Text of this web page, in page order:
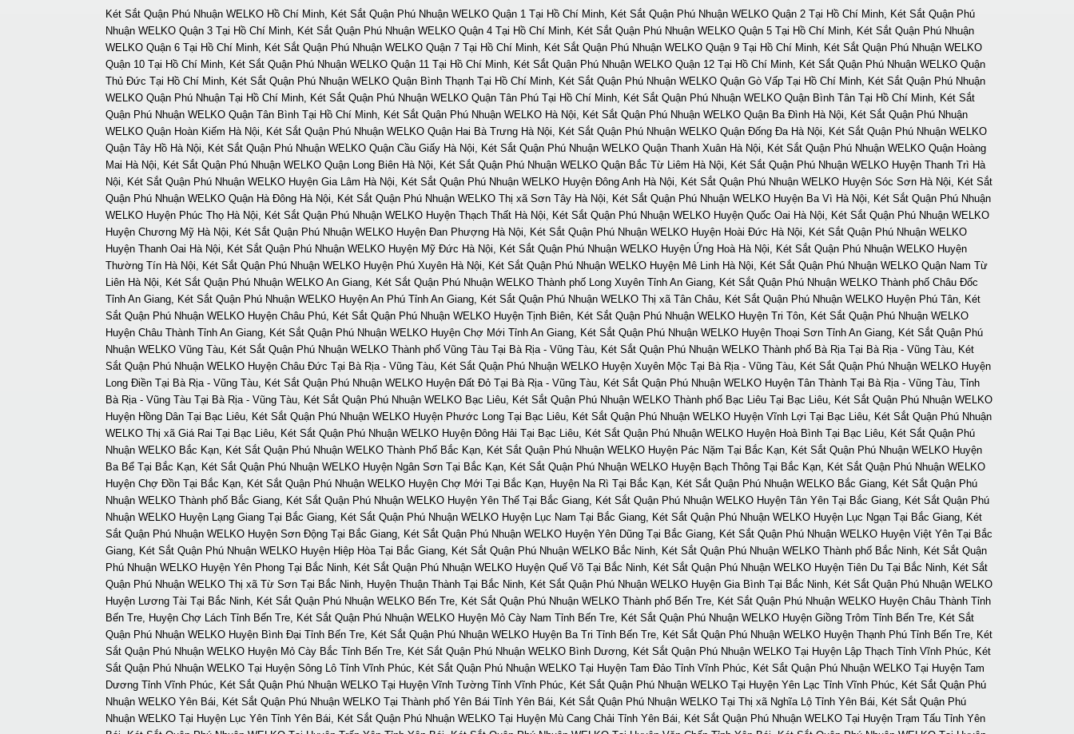
Két Sắt Quận Phú Nhuận WELKO Hồ Chí Minh, Két Sắt Quận Phú Nhuận WELKO Quận 1 Tại Hồ Chí Minh, Két Sắt Quận Phú Nhuận WELKO Quận 2 Tại Hồ Chí Minh, Két Sắt Quận Phú
Nhuận WELKO Quận 3 Tại Hồ Chí Minh, Két Sắt Quận Phú Nhuận WELKO Quận 4 Tại Hồ Chí Minh, Két Sắt Quận Phú Nhuận WELKO Quận 5 Tại Hồ Chí Minh, Két Sắt Quận Phú Nhuận
WELKO Quận 6 Tại Hồ Chí Minh, Két Sắt Quận Phú Nhuận WELKO Quận 7 Tại Hồ Chí Minh, Két Sắt Quận Phú Nhuận WELKO Quận 9 Tại Hồ Chí Minh, Két Sắt Quận Phú Nhuận WELKO
Quận 10 Tại Hồ Chí Minh, Két Sắt Quận Phú Nhuận WELKO Quận 11 Tại Hồ Chí Minh, Két Sắt Quận Phú Nhuận WELKO Quận 12 Tại Hồ Chí Minh, Két Sắt Quận Phú Nhuận WELKO Quận
Thủ Đức Tại Hồ Chí Minh, Két Sắt Quận Phú Nhuận WELKO Quận Bình Thạnh Tại Hồ Chí Minh, Két Sắt Quận Phú Nhuận WELKO Quận Gò Vấp Tại Hồ Chí Minh, Két Sắt Quận Phú Nhuận
WELKO Quận Phú Nhuận Tại Hồ Chí Minh, Két Sắt Quận Phú Nhuận WELKO Quận Tân Phú Tại Hồ Chí Minh, Két Sắt Quận Phú Nhuận WELKO Quận Bình Tân Tại Hồ Chí Minh, Két Sắt
Quận Phú Nhuận WELKO Quận Tân Bình Tại Hồ Chí Minh, Két Sắt Quận Phú Nhuận WELKO Hà Nội, Két Sắt Quận Phú Nhuận WELKO Quận Ba Đình Hà Nội, Két Sắt Quận Phú Nhuận
WELKO Quận Hoàn Kiếm Hà Nội, Két Sắt Quận Phú Nhuận WELKO Quận Hai Bà Trưng Hà Nội, Két Sắt Quận Phú Nhuận WELKO Quận Đống Đa Hà Nội, Két Sắt Quận Phú Nhuận WELKO
Quận Tây Hồ Hà Nội, Két Sắt Quận Phú Nhuận WELKO Quận Cầu Giấy Hà Nội, Két Sắt Quận Phú Nhuận WELKO Quận Thanh Xuân Hà Nội, Két Sắt Quận Phú Nhuận WELKO Quận Hoàng
Mai Hà Nội, Két Sắt Quận Phú Nhuận WELKO Quận Long Biên Hà Nội, Két Sắt Quận Phú Nhuận WELKO Quận Bắc Từ Liêm Hà Nội, Két Sắt Quận Phú Nhuận WELKO Huyện Thanh Trì Hà
Nội, Két Sắt Quận Phú Nhuận WELKO Huyện Gia Lâm Hà Nội, Két Sắt Quận Phú Nhuận WELKO Huyện Đông Anh Hà Nội, Két Sắt Quận Phú Nhuận WELKO Huyện Sóc Sơn Hà Nội, Két Sắt
Quận Phú Nhuận WELKO Quận Hà Đông Hà Nội, Két Sắt Quận Phú Nhuận WELKO Thị xã Sơn Tây Hà Nội, Két Sắt Quận Phú Nhuận WELKO Huyện Ba Vì Hà Nội, Két Sắt Quận Phú Nhuận
WELKO Huyện Phúc Thọ Hà Nội, Két Sắt Quận Phú Nhuận WELKO Huyện Thạch Thất Hà Nội, Két Sắt Quận Phú Nhuận WELKO Huyện Quốc Oai Hà Nội, Két Sắt Quận Phú Nhuận WELKO
Huyện Chương Mỹ Hà Nội, Két Sắt Quận Phú Nhuận WELKO Huyện Đan Phượng Hà Nội, Két Sắt Quận Phú Nhuận WELKO Huyện Hoài Đức Hà Nội, Két Sắt Quận Phú Nhuận WELKO
Huyện Thanh Oai Hà Nội, Két Sắt Quận Phú Nhuận WELKO Huyện Mỹ Đức Hà Nội, Két Sắt Quận Phú Nhuận WELKO Huyện Ứng Hoà Hà Nội, Két Sắt Quận Phú Nhuận WELKO Huyện
Thường Tín Hà Nội, Két Sắt Quận Phú Nhuận WELKO Huyện Phú Xuyên Hà Nội, Két Sắt Quận Phú Nhuận WELKO Huyện Mê Linh Hà Nội, Két Sắt Quận Phú Nhuận WELKO Quận Nam Từ
Liên Hà Nội, Két Sắt Quận Phú Nhuận WELKO An Giang, Két Sắt Quận Phú Nhuận WELKO Thành phố Long Xuyên Tỉnh An Giang, Két Sắt Quận Phú Nhuận WELKO Thành phố Châu Đốc
Tỉnh An Giang, Két Sắt Quận Phú Nhuận WELKO Huyện An Phú Tỉnh An Giang, Két Sắt Quận Phú Nhuận WELKO Thị xã Tân Châu, Két Sắt Quận Phú Nhuận WELKO Huyện Phú Tân, Két
Sắt Quận Phú Nhuận WELKO Huyện Châu Phú, Két Sắt Quận Phú Nhuận WELKO Huyện Tịnh Biên, Két Sắt Quận Phú Nhuận WELKO Huyện Tri Tôn, Két Sắt Quận Phú Nhuận WELKO
Huyện Châu Thành Tỉnh An Giang, Két Sắt Quận Phú Nhuận WELKO Huyện Chợ Mới Tỉnh An Giang, Két Sắt Quận Phú Nhuận WELKO Huyện Thoại Sơn Tỉnh An Giang, Két Sắt Quận Phú
Nhuận WELKO Vũng Tàu, Két Sắt Quận Phú Nhuận WELKO Thành phố Vũng Tàu Tại Bà Rịa - Vũng Tàu, Két Sắt Quận Phú Nhuận WELKO Thành phố Bà Rịa Tại Bà Rịa - Vũng Tàu, Két
Sắt Quận Phú Nhuận WELKO Huyện Châu Đức Tại Bà Rịa - Vũng Tàu, Két Sắt Quận Phú Nhuận WELKO Huyện Xuyên Mộc Tại Bà Rịa - Vũng Tàu, Két Sắt Quận Phú Nhuận WELKO Huyện
Long Điền Tại Bà Rịa - Vũng Tàu, Két Sắt Quận Phú Nhuận WELKO Huyện Đất Đỏ Tại Bà Rịa - Vũng Tàu, Két Sắt Quận Phú Nhuận WELKO Huyện Tân Thành Tại Bà Rịa - Vũng Tàu, Tỉnh
Bà Rịa - Vũng Tàu Tại Bà Rịa - Vũng Tàu, Két Sắt Quận Phú Nhuận WELKO Bạc Liêu, Két Sắt Quận Phú Nhuận WELKO Thành phố Bạc Liêu Tại Bạc Liêu, Két Sắt Quận Phú Nhuận WELKO
Huyện Hồng Dân Tại Bạc Liêu, Két Sắt Quận Phú Nhuận WELKO Huyện Phước Long Tại Bạc Liêu, Két Sắt Quận Phú Nhuận WELKO Huyện Vĩnh Lợi Tại Bạc Liêu, Két Sắt Quận Phú Nhuận
WELKO Thị xã Giá Rai Tại Bạc Liêu, Két Sắt Quận Phú Nhuận WELKO Huyện Đông Hải Tại Bạc Liêu, Két Sắt Quận Phú Nhuận WELKO Huyện Hoà Bình Tại Bạc Liêu, Két Sắt Quận Phú
Nhuận WELKO Bắc Kạn, Két Sắt Quận Phú Nhuận WELKO Thành Phố Bắc Kạn, Két Sắt Quận Phú Nhuận WELKO Huyện Pác Nặm Tại Bắc Kạn, Két Sắt Quận Phú Nhuận WELKO Huyện
Ba Bể Tại Bắc Kạn, Két Sắt Quận Phú Nhuận WELKO Huyện Ngân Sơn Tại Bắc Kạn, Két Sắt Quận Phú Nhuận WELKO Huyện Bạch Thông Tại Bắc Kạn, Két Sắt Quận Phú Nhuận WELKO
Huyện Chợ Đồn Tại Bắc Kạn, Két Sắt Quận Phú Nhuận WELKO Huyện Chợ Mới Tại Bắc Kạn, Huyện Na Rì Tại Bắc Kạn, Két Sắt Quận Phú Nhuận WELKO Bắc Giang, Két Sắt Quận Phú
Nhuận WELKO Thành phố Bắc Giang, Két Sắt Quận Phú Nhuận WELKO Huyện Yên Thế Tại Bắc Giang, Két Sắt Quận Phú Nhuận WELKO Huyện Tân Yên Tại Bắc Giang, Két Sắt Quận Phú
Nhuận WELKO Huyện Lạng Giang Tại Bắc Giang, Két Sắt Quận Phú Nhuận WELKO Huyện Lục Nam Tại Bắc Giang, Két Sắt Quận Phú Nhuận WELKO Huyện Lục Ngạn Tại Bắc Giang, Két
Sắt Quận Phú Nhuận WELKO Huyện Sơn Động Tại Bắc Giang, Két Sắt Quận Phú Nhuận WELKO Huyện Yên Dũng Tại Bắc Giang, Két Sắt Quận Phú Nhuận WELKO Huyện Việt Yên Tại Bắc
Giang, Két Sắt Quận Phú Nhuận WELKO Huyện Hiệp Hòa Tại Bắc Giang, Két Sắt Quận Phú Nhuận WELKO Bắc Ninh, Két Sắt Quận Phú Nhuận WELKO Thành phố Bắc Ninh, Két Sắt Quận
Phú Nhuận WELKO Huyện Yên Phong Tại Bắc Ninh, Két Sắt Quận Phú Nhuận WELKO Huyện Quế Võ Tại Bắc Ninh, Két Sắt Quận Phú Nhuận WELKO Huyện Tiên Du Tại Bắc Ninh, Két Sắt
Quận Phú Nhuận WELKO Thị xã Từ Sơn Tại Bắc Ninh, Huyện Thuận Thành Tại Bắc Ninh, Két Sắt Quận Phú Nhuận WELKO Huyện Gia Bình Tại Bắc Ninh, Két Sắt Quận Phú Nhuận WELKO
Huyện Lương Tài Tại Bắc Ninh, Két Sắt Quận Phú Nhuận WELKO Bến Tre, Két Sắt Quận Phú Nhuận WELKO Thành phố Bến Tre, Két Sắt Quận Phú Nhuận WELKO Huyện Châu Thành Tỉnh
Bến Tre, Huyện Chợ Lách Tỉnh Bến Tre, Két Sắt Quận Phú Nhuận WELKO Huyện Mỏ Cày Nam Tỉnh Bến Tre, Két Sắt Quận Phú Nhuận WELKO Huyện Giồng Trôm Tỉnh Bến Tre, Két Sắt
Quận Phú Nhuận WELKO Huyện Bình Đại Tỉnh Bến Tre, Két Sắt Quận Phú Nhuận WELKO Huyện Ba Tri Tỉnh Bến Tre, Két Sắt Quận Phú Nhuận WELKO Huyện Thạnh Phú Tỉnh Bến Tre, Két
Sắt Quận Phú Nhuận WELKO Huyện Mỏ Cày Bắc Tỉnh Bến Tre, Két Sắt Quận Phú Nhuận WELKO Bình Dương, Két Sắt Quận Phú Nhuận WELKO Tại Huyện Lập Thạch Tỉnh Vĩnh Phúc, Két
Sắt Quận Phú Nhuận WELKO Tại Huyện Sông Lô Tỉnh Vĩnh Phúc, Két Sắt Quận Phú Nhuận WELKO Tại Huyện Tam Đảo Tỉnh Vĩnh Phúc, Két Sắt Quận Phú Nhuận WELKO Tại Huyện Tam
Dương Tỉnh Vĩnh Phúc, Két Sắt Quận Phú Nhuận WELKO Tại Huyện Vĩnh Tường Tỉnh Vĩnh Phúc, Két Sắt Quận Phú Nhuận WELKO Tại Huyện Yên Lạc Tỉnh Vĩnh Phúc, Két Sắt Quận Phú
Nhuận WELKO Yên Bái, Két Sắt Quận Phú Nhuận WELKO Tại Thành phố Yên Bái Tỉnh Yên Bái, Két Sắt Quận Phú Nhuận WELKO Tại Thị xã Nghĩa Lộ Tỉnh Yên Bái, Két Sắt Quận Phú
Nhuận WELKO Tại Huyện Lục Yên Tỉnh Yên Bái, Két Sắt Quận Phú Nhuận WELKO Tại Huyện Mù Cang Chải Tỉnh Yên Bái, Két Sắt Quận Phú Nhuận WELKO Tại Huyện Trạm Tấu Tỉnh Yên